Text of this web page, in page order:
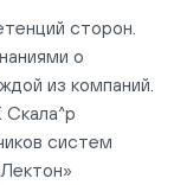
сторон.
о
из компаний.
систем